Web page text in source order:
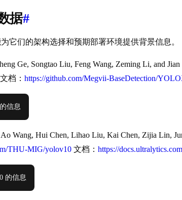
据#
它们的架构选择和预期部署环境提供背景信息。
Ge, Songtao Liu, Feng Wang, Zeming Li, and Jian
文档： https://github.com/Megvii-BaseDetection/
信息
Wang, Hui Chen, Lihao Liu, Kai Chen, Zijia Lin,
THU-MIG/yolov10 文档： https://
的信息